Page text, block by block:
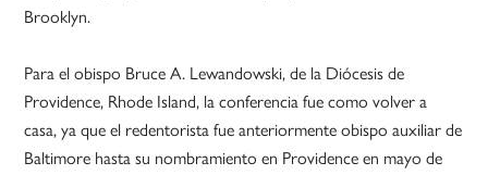
Brooklyn.
Para el obispo Bruce A. Lewandowski, de la Diócesis de
Providence, Rhode Island, la conferencia fue como volver a
casa, ya que el redentorista fue anteriormente obispo auxiliar de
Baltimore hasta su nombramiento en Providence en mayo de